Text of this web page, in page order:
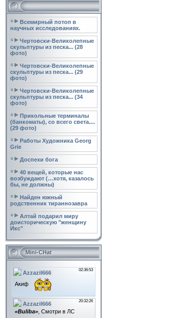
Всемирный потоп в
научных исследованиях.
Чертовски-Великолепные
скульптуры из песка... (28
фото)
Чертовски-Великолепные
скульптуры из песка... (29
фото)
Чертовски-Великолепные
скульптуры из песка... (34
фото)
Прикольные терминалы
(банкоматы), со всего света....
(29 фото)
Работы Художника Georg
Grie
Доспехи бога
40 вещей, которые нас
возбуждают (…хотя, казалось
бы, не должны)
Найден южный
родственник тираннозавра
Алтай подарил миру
доисторическую "женщину
Икс"
Mini-CHat